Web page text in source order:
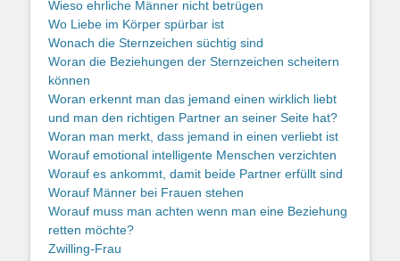
Wieso ehrliche Männer nicht betrügen
Wo Liebe im Körper spürbar ist
Wonach die Sternzeichen süchtig sind
Woran die Beziehungen der Sternzeichen scheitern
können
Woran erkennt man das jemand einen wirklich liebt
und man den richtigen Partner an seiner Seite hat?
Woran man merkt, dass jemand in einen verliebt ist
Worauf emotional intelligente Menschen verzichten
Worauf es ankommt, damit beide Partner erfüllt sind
Worauf Männer bei Frauen stehen
Worauf muss man achten wenn man eine Beziehung
retten möchte?
Zwilling-Frau